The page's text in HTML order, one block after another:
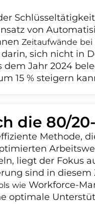
von
Zeitaufwände
sich nicht in
Jahr 2024
15 % steigern
die 80/
Methode,
liegt der Fokus
sind in
wie Workforce-
optimale